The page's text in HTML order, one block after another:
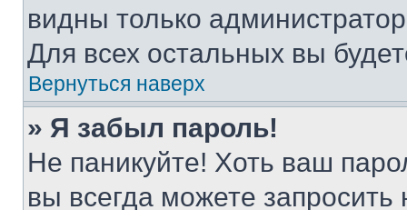
видны только
Для всех остальных вы
Вернуться наверх
» Я забыл пароль!
Не паникуйте! Хоть ваш
вы всегда можете